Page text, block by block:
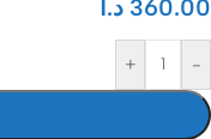
360.00 د.ا
-
+